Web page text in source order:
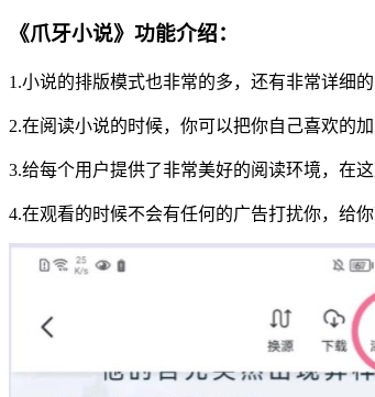
《爪牙小说》功能介绍：
1.小说的排版模式也非常的多，还有非常详细的
2.在阅读小说的时候，你可以把你自己喜欢的
3.给每个用户提供了非常美好的阅读环境，在
4.在观看的时候不会有任何的广告打扰你，给